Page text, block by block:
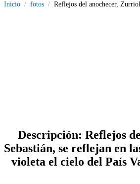
Inicio fotos Reflejos del anochecer,
Descripción: Reflejos
Sebastián, se reflejan en
violeta el cielo del País